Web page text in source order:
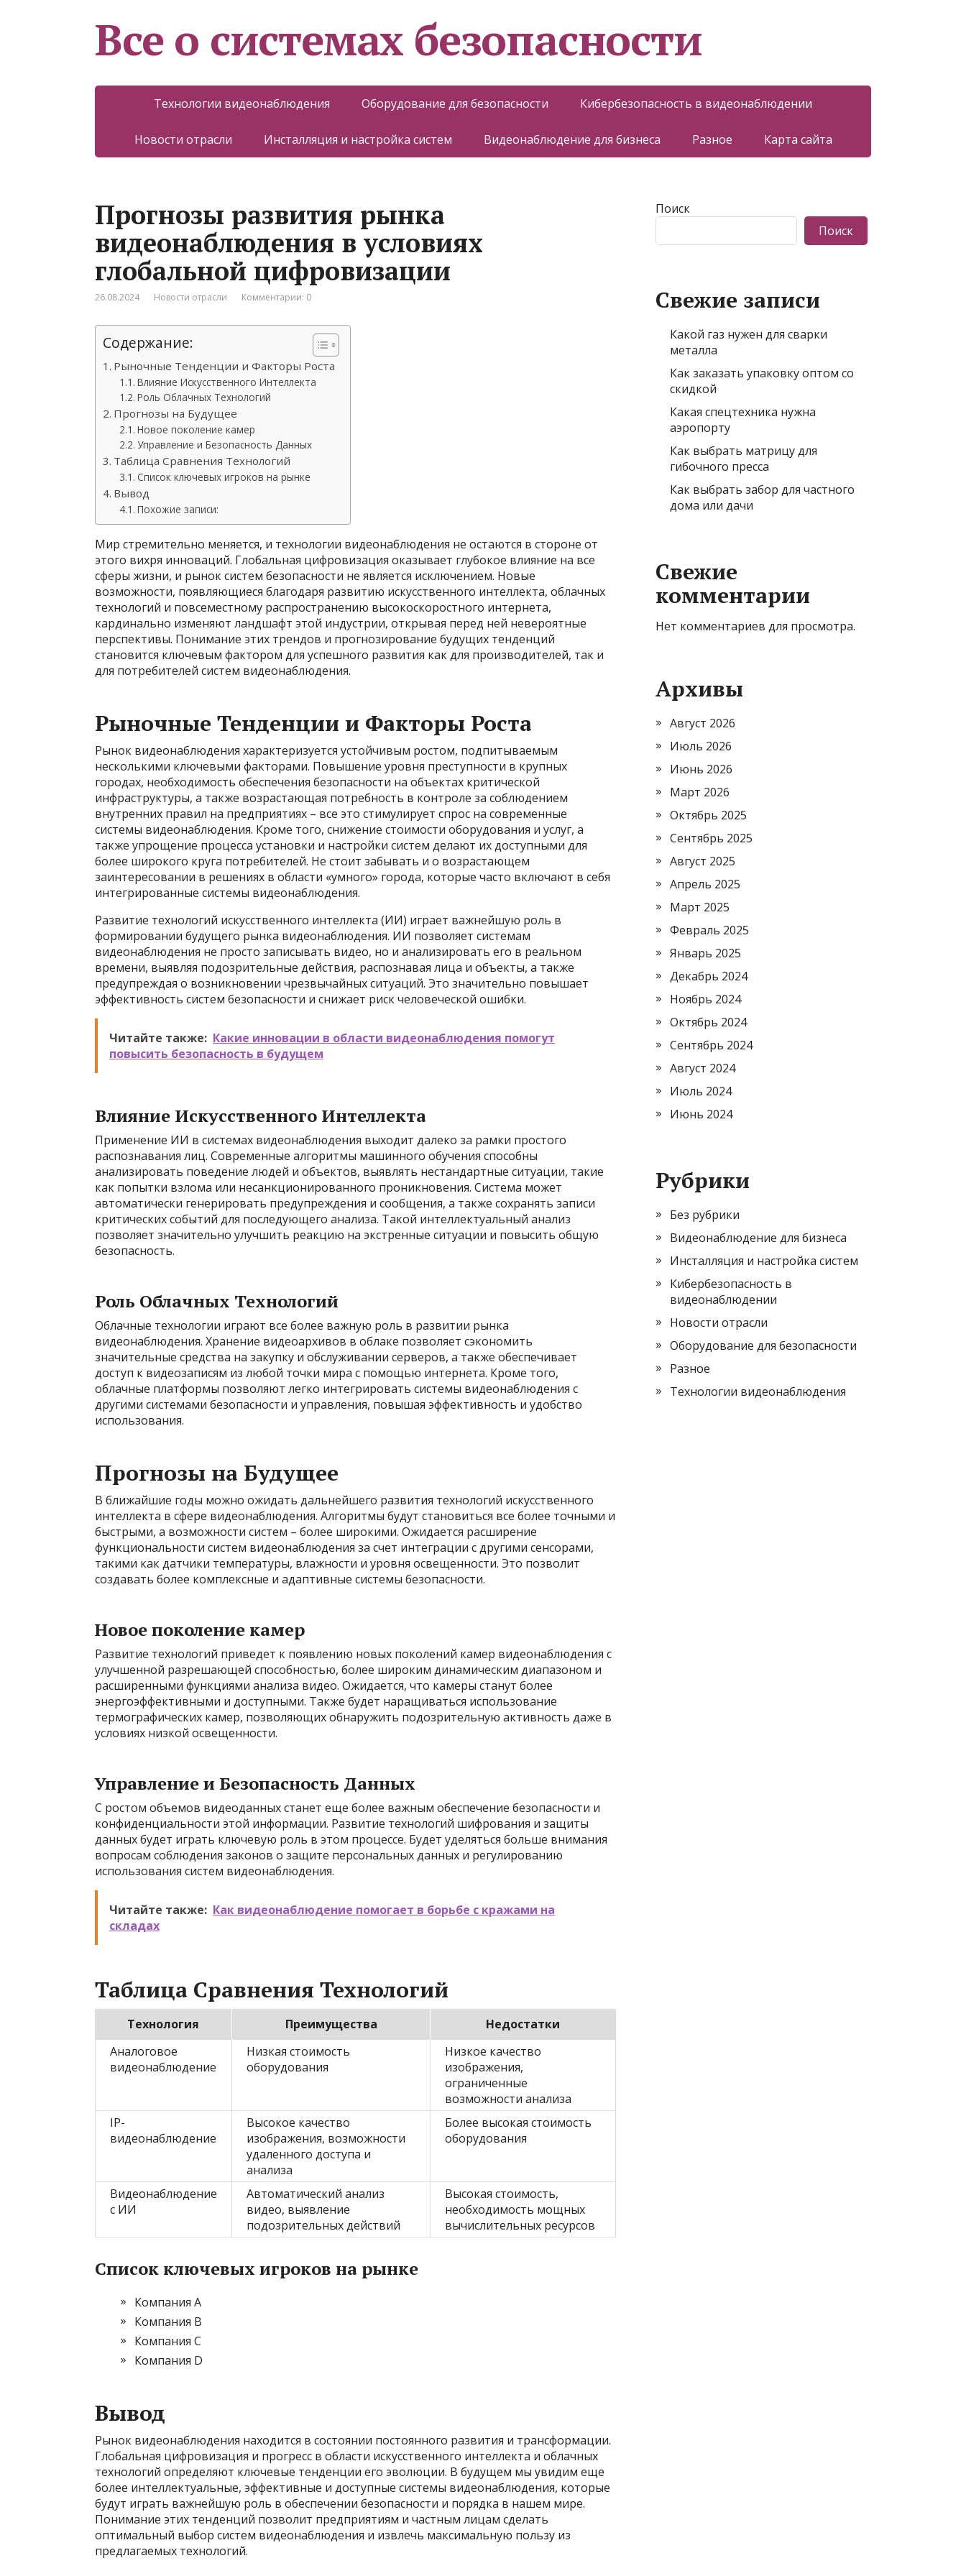
Все о системах безопасности
Технологии видеонаблюдения Оборудование для безопасности Кибербезопасность в видеонаблюдении
Новости отрасли Инсталляция и настройка систем Видеонаблюдение для бизнеса Разное Карта сайта
Прогнозы развития рынка
видеонаблюдения в условиях
глобальной цифровизации
26.08.2024 Новости отрасли Комментарии: 0
Содержание:
Рыночные Тенденции и Факторы Роста
Влияние Искусственного Интеллекта
Роль Облачных Технологий
Прогнозы на Будущее
Новое поколение камер
Управление и Безопасность Данных
Таблица Сравнения Технологий
Список ключевых игроков на рынке
Вывод
Похожие записи:
Мир стремительно меняется, и технологии видеонаблюдения не остаются в стороне от
этого вихря инноваций. Глобальная цифровизация оказывает глубокое влияние на все
сферы жизни, и рынок систем безопасности не является исключением. Новые
возможности, появляющиеся благодаря развитию искусственного интеллекта, облачных
технологий и повсеместному распространению высокоскоростного интернета,
кардинально изменяют ландшафт этой индустрии, открывая перед ней невероятные
перспективы. Понимание этих трендов и прогнозирование будущих тенденций
становится ключевым фактором для успешного развития как для производителей, так и
для потребителей систем видеонаблюдения.
Рыночные Тенденции и Факторы Роста
Рынок видеонаблюдения характеризуется устойчивым ростом, подпитываемым
несколькими ключевыми факторами. Повышение уровня преступности в крупных
городах, необходимость обеспечения безопасности на объектах критической
инфраструктуры, а также возрастающая потребность в контроле за соблюдением
внутренних правил на предприятиях – все это стимулирует спрос на современные
системы видеонаблюдения. Кроме того, снижение стоимости оборудования и услуг, а
также упрощение процесса установки и настройки систем делают их доступными для
более широкого круга потребителей. Не стоит забывать и о возрастающем
заинтересовании в решениях в области «умного» города, которые часто включают в себя
интегрированные системы видеонаблюдения.
Развитие технологий искусственного интеллекта (ИИ) играет важнейшую роль в
формировании будущего рынка видеонаблюдения. ИИ позволяет системам
видеонаблюдения не просто записывать видео, но и анализировать его в реальном
времени, выявляя подозрительные действия, распознавая лица и объекты, а также
предупреждая о возникновении чрезвычайных ситуаций. Это значительно повышает
эффективность систем безопасности и снижает риск человеческой ошибки.
Читайте также: Какие инновации в области видеонаблюдения помогут
повысить безопасность в будущем
Влияние Искусственного Интеллекта
Применение ИИ в системах видеонаблюдения выходит далеко за рамки простого
распознавания лиц. Современные алгоритмы машинного обучения способны
анализировать поведение людей и объектов, выявлять нестандартные ситуации, такие
как попытки взлома или несанкционированного проникновения. Система может
автоматически генерировать предупреждения и сообщения, а также сохранять записи
критических событий для последующего анализа. Такой интеллектуальный анализ
позволяет значительно улучшить реакцию на экстренные ситуации и повысить общую
безопасность.
Роль Облачных Технологий
Облачные технологии играют все более важную роль в развитии рынка
видеонаблюдения. Хранение видеоархивов в облаке позволяет сэкономить
значительные средства на закупку и обслуживании серверов, а также обеспечивает
доступ к видеозаписям из любой точки мира с помощью интернета. Кроме того,
облачные платформы позволяют легко интегрировать системы видеонаблюдения с
другими системами безопасности и управления, повышая эффективность и удобство
использования.
Прогнозы на Будущее
В ближайшие годы можно ожидать дальнейшего развития технологий искусственного
интеллекта в сфере видеонаблюдения. Алгоритмы будут становиться все более точными и
быстрыми, а возможности систем – более широкими. Ожидается расширение
функциональности систем видеонаблюдения за счет интеграции с другими сенсорами,
такими как датчики температуры, влажности и уровня освещенности. Это позволит
создавать более комплексные и адаптивные системы безопасности.
Новое поколение камер
Развитие технологий приведет к появлению новых поколений камер видеонаблюдения с
улучшенной разрешающей способностью, более широким динамическим диапазоном и
расширенными функциями анализа видео. Ожидается, что камеры станут более
энергоэффективными и доступными. Также будет наращиваться использование
термографических камер, позволяющих обнаружить подозрительную активность даже в
условиях низкой освещенности.
Управление и Безопасность Данных
С ростом объемов видеоданных станет еще более важным обеспечение безопасности и
конфиденциальности этой информации. Развитие технологий шифрования и защиты
данных будет играть ключевую роль в этом процессе. Будет уделяться больше внимания
вопросам соблюдения законов о защите персональных данных и регулированию
использования систем видеонаблюдения.
Читайте также: Как видеонаблюдение помогает в борьбе с кражами на
складах
Таблица Сравнения Технологий
Технология Преимущества
Недостатки
Аналоговое
видеонаблюдение
Низкая стоимость
оборудования
Низкое качество
изображения,
ограниченные
возможности анализа
IP-
видеонаблюдение
Высокое качество
изображения, возможности
удаленного доступа и
анализа
Более высокая стоимость
оборудования
Видеонаблюдение
с ИИ
Автоматический анализ
видео, выявление
подозрительных действий
Высокая стоимость,
необходимость мощных
вычислительных ресурсов
Список ключевых игроков на рынке
Компания A
Компания B
Компания C
Компания D
Вывод
Рынок видеонаблюдения находится в состоянии постоянного развития и трансформации.
Глобальная цифровизация и прогресс в области искусственного интеллекта и облачных
технологий определяют ключевые тенденции его эволюции. В будущем мы увидим еще
более интеллектуальные, эффективные и доступные системы видеонаблюдения, которые
будут играть важнейшую роль в обеспечении безопасности и порядка в нашем мире.
Понимание этих тенденций позволит предприятиям и частным лицам сделать
оптимальный выбор систем видеонаблюдения и извлечь максимальную пользу из
предлагаемых технологий.
Поиск
Поиск
Свежие записи
Какой газ нужен для сварки
металла
Как заказать упаковку оптом со
скидкой
Какая спецтехника нужна
аэропорту
Как выбрать матрицу для
гибочного пресса
Как выбрать забор для частного
дома или дачи
Свежие
комментарии
Нет комментариев для просмотра.
Архивы
Август 2026
Июль 2026
Июнь 2026
Март 2026
Октябрь 2025
Сентябрь 2025
Август 2025
Апрель 2025
Март 2025
Февраль 2025
Январь 2025
Декабрь 2024
Ноябрь 2024
Октябрь 2024
Сентябрь 2024
Август 2024
Июль 2024
Июнь 2024
Рубрики
Без рубрики
Видеонаблюдение для бизнеса
Инсталляция и настройка систем
Кибербезопасность в
видеонаблюдении
Новости отрасли
Оборудование для безопасности
Разное
Технологии видеонаблюдения